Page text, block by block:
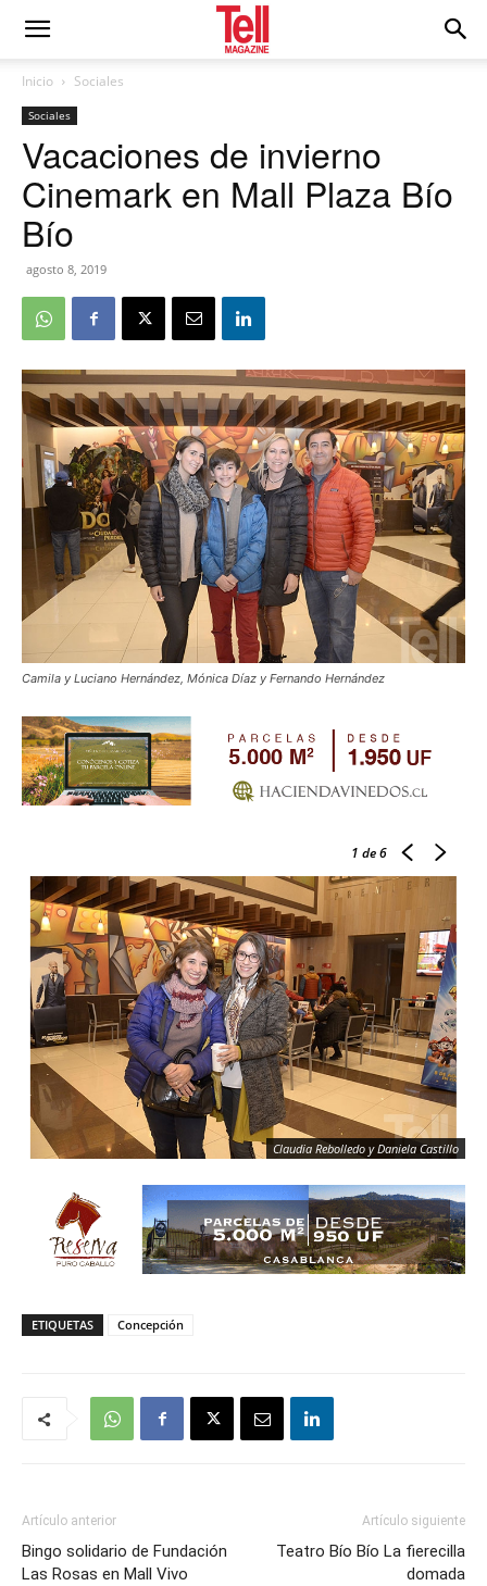
Inicio Sociales
Sociales
Vacaciones de invierno
Cinemark en Mall Plaza Bío
Bío
agosto 8, 2019
Camila y Luciano Hernández, Mónica Díaz y Fernando Hernández
1 de 6
Claudia Rebolledo y Daniela Castillo
ETIQUETAS Concepción
Artículo anterior
Bingo solidario de Fundación
Las Rosas en Mall Vivo
Artículo siguiente
Teatro Bío Bío La fierecilla
domada